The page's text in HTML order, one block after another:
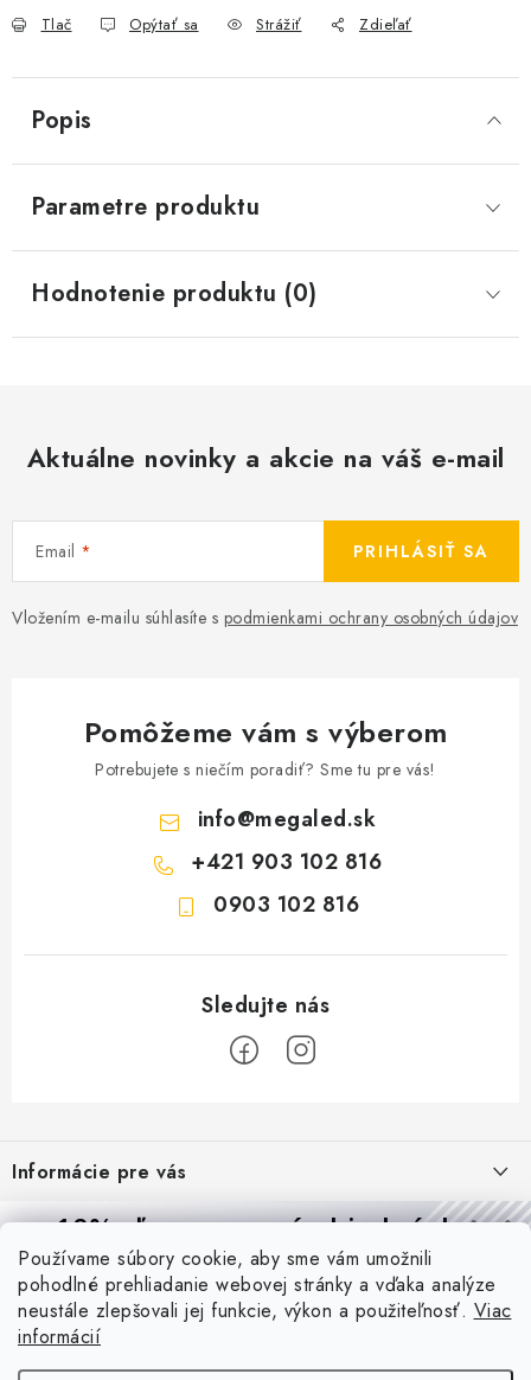
Používame súbory cookie, aby sme vám umožnili
pohodlné prehliadanie webovej stránky a vďaka analýze
neustále zlepšovali jej funkcie, výkon a použiteľnosť. Viac
informácií
Tlač Opýtať sa Strážiť Zdieľať
Popis
Parametre produktu
Hodnotenie produktu (0)
Aktuálne novinky a akcie na váš e-mail
Email
Vložením e-mailu súhlasíte s podmienkami ochrany osobných údajov
PRIHLÁSIŤ SA
Pomôžeme vám s výberom
Potrebujete s niečím poradiť? Sme tu pre vás!
info@megaled.sk
+421 903 102 816
0903 102 816
p
ä
Informácie pre vás
Reklamácie a formulár na odstúpenie od zmluvy
Obchodné podmienky
Podmienky ochrany osobných údajov
O nás - MEGALED & JANTON Zákamenné
Blog
PIR vs. mikrovlnný senzor: ktorý je lepší a kedy ho použiť? +
vysvetlenie daylight senzoru
10% zľavana prvú objednávku
Prihláste sa azískajtezľavu aj praktické tipy,vďaka ktorým
budete svietiť lepšie a platiť menej.